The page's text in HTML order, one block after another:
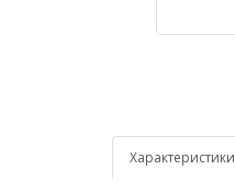
Характеристики